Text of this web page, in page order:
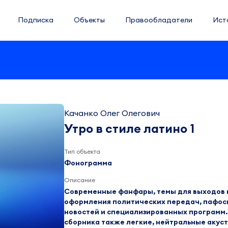
Подписка Объекты Правообладатели
Качанко Олег Олегович
Утро в стиле латино 1
Тип объекта
Фонограмма
Описание
Современные фанфары, темы для выходов
оформления политических передач,
новостей и специализированных программ.
сборника также легкие, нейтральные